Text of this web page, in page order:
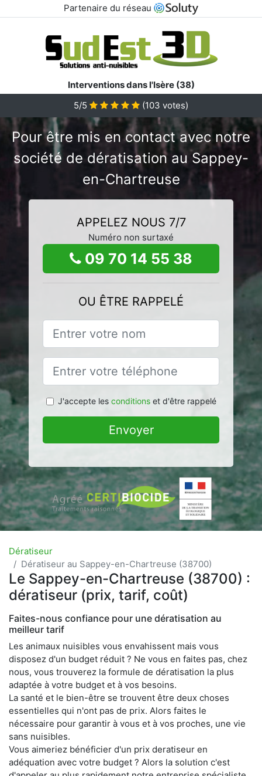
Partenaire du réseau
Interventions dans l'Isère (38)
5/5
(103 votes)
Pour être mis en contact avec notre
société de dératisation au Sappey-
en-Chartreuse
APPELEZ NOUS 7/7
Numéro non surtaxé
09 70 14 55 38
OU ÊTRE RAPPELÉ
J'accepte les conditionset d'être rappelé
Envoyer
Dératiseur
Dératiseur au Sappey-en-Chartreuse (38700)
Le Sappey-en-Chartreuse (38700) :
dératiseur (prix, tarif, coût)
Faites-nous confiance pour une dératisation au
meilleur tarif
Les animaux nuisibles vous envahissent mais vous
disposez d'un budget réduit ? Ne vous en faites pas, chez
nous, vous trouverez la formule de dératisation la plus
adaptée à votre budget et à vos besoins.
La santé et le bien-être se trouvent être deux choses
essentielles qui n'ont pas de prix. Alors faites le
nécessaire pour garantir à vous et à vos proches, une vie
sans nuisibles.
Vous aimeriez bénéficier d'un prix deratiseur en
adéquation avec votre budget ? Alors la solution c'est